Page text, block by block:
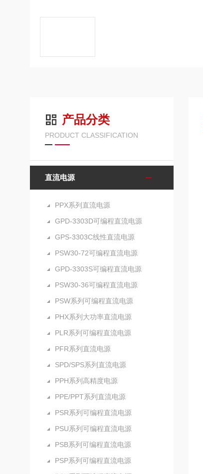
产品分类
PRODUCT CLASSIFICATION
直流电源
PPX系列直流电源
GPD-3303D可编程直流电源
GPS-3303C线性直流电源
PSW30-72可编程直流电源
GPD-3303S可编程直流电源
PSW30-36可编程直流电源
PSW系列可编程直流电源
PHX系列大功率直流电源
PLR系列可编程直流电源
PFR系列直流电源
SPD/SPS系列直流电源
PPH系列高精度电源
PPE/PPT系列直流电源
PSR系列可编程直流电源
PSU系列可编程直流电源
PSB系列可编程直流电源
PSP系列可编程直流电源